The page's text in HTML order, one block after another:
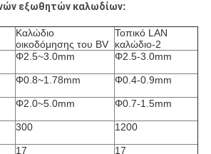
εξωθητών καλωδίων:
Καλώδιο
οικοδόμησης του BV
Τοπικό LAN
καλώδιο-2
Φ2.5~3.0mm Φ2.5-3.0mm
Φ0.8~1.78mm Φ0.4-0.9mm
Φ2.0~5.0mm Φ0.7-1.5mm
300 1200
17 17